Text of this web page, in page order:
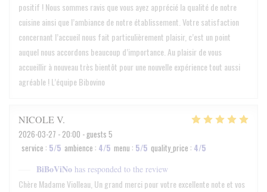
positif ! Nous sommes ravis que vous ayez apprécié la qualité de notre
cuisine ainsi que l’ambiance de notre établissement. Votre satisfaction
concernant l’accueil nous fait particulièrement plaisir, c’est un point
auquel nous accordons beaucoup d’importance. Au plaisir de vous
accueillir à nouveau très bientôt pour une nouvelle expérience tout aussi
agréable ! L’équipe Bibovino
NICOLEV
2026-03-27 - 20:00 - guests 5
service : 5/5 ambience : 4/5 menu : 5/5 quality_price : 4/5
BiBoViNo has responded to the review
Chère Madame Violleau, Un grand merci pour votre excellente note et vos